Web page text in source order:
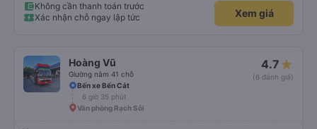
Không cần thanh toán trước
Xác nhận chỗ ngay lập tức
Xem giá
Hoàng Vũ
Giường nằm 41 chỗ
4.7
(6 đánh giá)
Bến xe Bến Cát
6 giờ 35 phút
Văn phòng Rạch Sỏi